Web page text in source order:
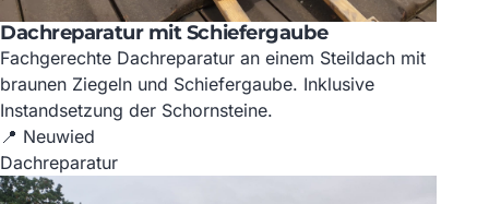
Dachreparatur mit Schiefergaube
Fachgerechte Dachreparatur an einem Steildach mit
braunen Ziegeln und Schiefergaube. Inklusive
Instandsetzung der Schornsteine.
📍 Neuwied
Dachreparatur